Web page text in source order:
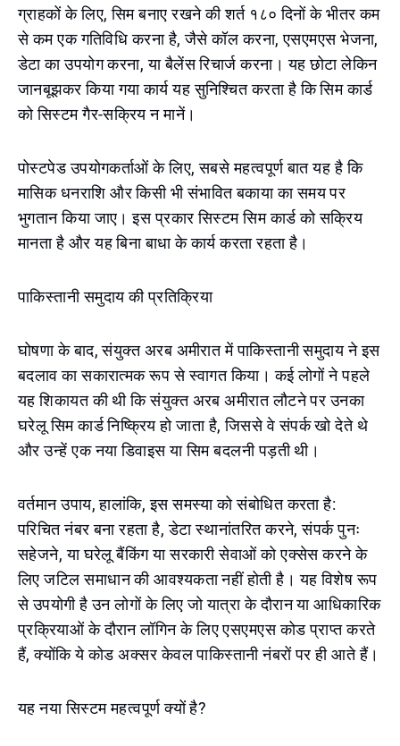
ग्राहकों के लिए, सिम बनाए रखने की शर्त १८० दिनों के भीतर कम
से कम एक गतिविधि करना है, जैसे कॉल करना, एसएमएस भेजना,
डेटा का उपयोग करना, या बैलेंस रिचार्ज करना। यह छोटा लेकिन
जानबूझकर किया गया कार्य यह सुनिश्चित करता है कि सिम कार्ड
को सिस्टम गैर-सक्रिय न मानें।
पोस्टपेड उपयोगकर्ताओं के लिए, सबसे महत्वपूर्ण बात यह है कि
मासिक धनराशि और किसी भी संभावित बकाया का समय पर
भुगतान किया जाए। इस प्रकार सिस्टम सिम कार्ड को सक्रिय
मानता है और यह बिना बाधा के कार्य करता रहता है।
पाकिस्तानी समुदाय की प्रतिक्रिया
घोषणा के बाद, संयुक्त अरब अमीरात में पाकिस्तानी समुदाय ने इस
बदलाव का सकारात्मक रूप से स्वागत किया। कई लोगों ने पहले
यह शिकायत की थी कि संयुक्त अरब अमीरात लौटने पर उनका
घरेलू सिम कार्ड निष्क्रिय हो जाता है, जिससे वे संपर्क खो देते थे
और उन्हें एक नया डिवाइस या सिम बदलनी पड़ती थी।
वर्तमान उपाय, हालांकि, इस समस्या को संबोधित करता है:
परिचित नंबर बना रहता है, डेटा स्थानांतरित करने, संपर्क पुनः
सहेजने, या घरेलू बैंकिंग या सरकारी सेवाओं को एक्सेस करने के
लिए जटिल समाधान की आवश्यकता नहीं होती है। यह विशेष रूप
से उपयोगी है उन लोगों के लिए जो यात्रा के दौरान या आधिकारिक
प्रक्रियाओं के दौरान लॉगिन के लिए एसएमएस कोड प्राप्त करते
हैं, क्योंकि ये कोड अक्सर केवल पाकिस्तानी नंबरों पर ही आते हैं।
यह नया सिस्टम महत्वपूर्ण क्यों है?